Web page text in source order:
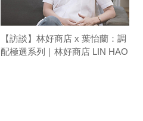
【訪談】林好商店 x 葉怡蘭：調
配極選系列｜林好商店 LIN HAO